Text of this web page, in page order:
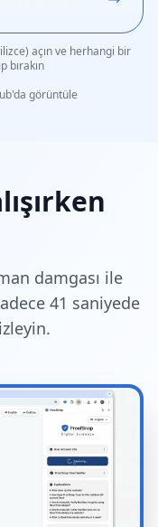
açın ve herhangi bir
bırakın
görüntüle
damgası ile
41 saniyede